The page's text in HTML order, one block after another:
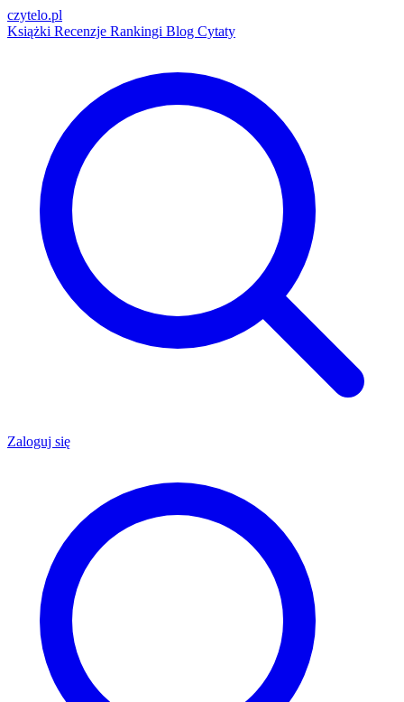
czytelo.pl
Książki Recenzje Rankingi Blog Cytaty
Zaloguj się